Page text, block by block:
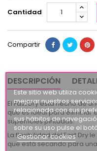
Cantidad
Compartir
DESCRIPCIÓN
El Fast Dry está hecho de
que es ideal para eliminar
superficies pintadas.
La flexibilidad del Fast Dry
que está secando para
Este sitio web utiliza
mejorar nuestros
relacionada con sus
sus hábitos de
sobre su uso pulse el
Gestionar cookies